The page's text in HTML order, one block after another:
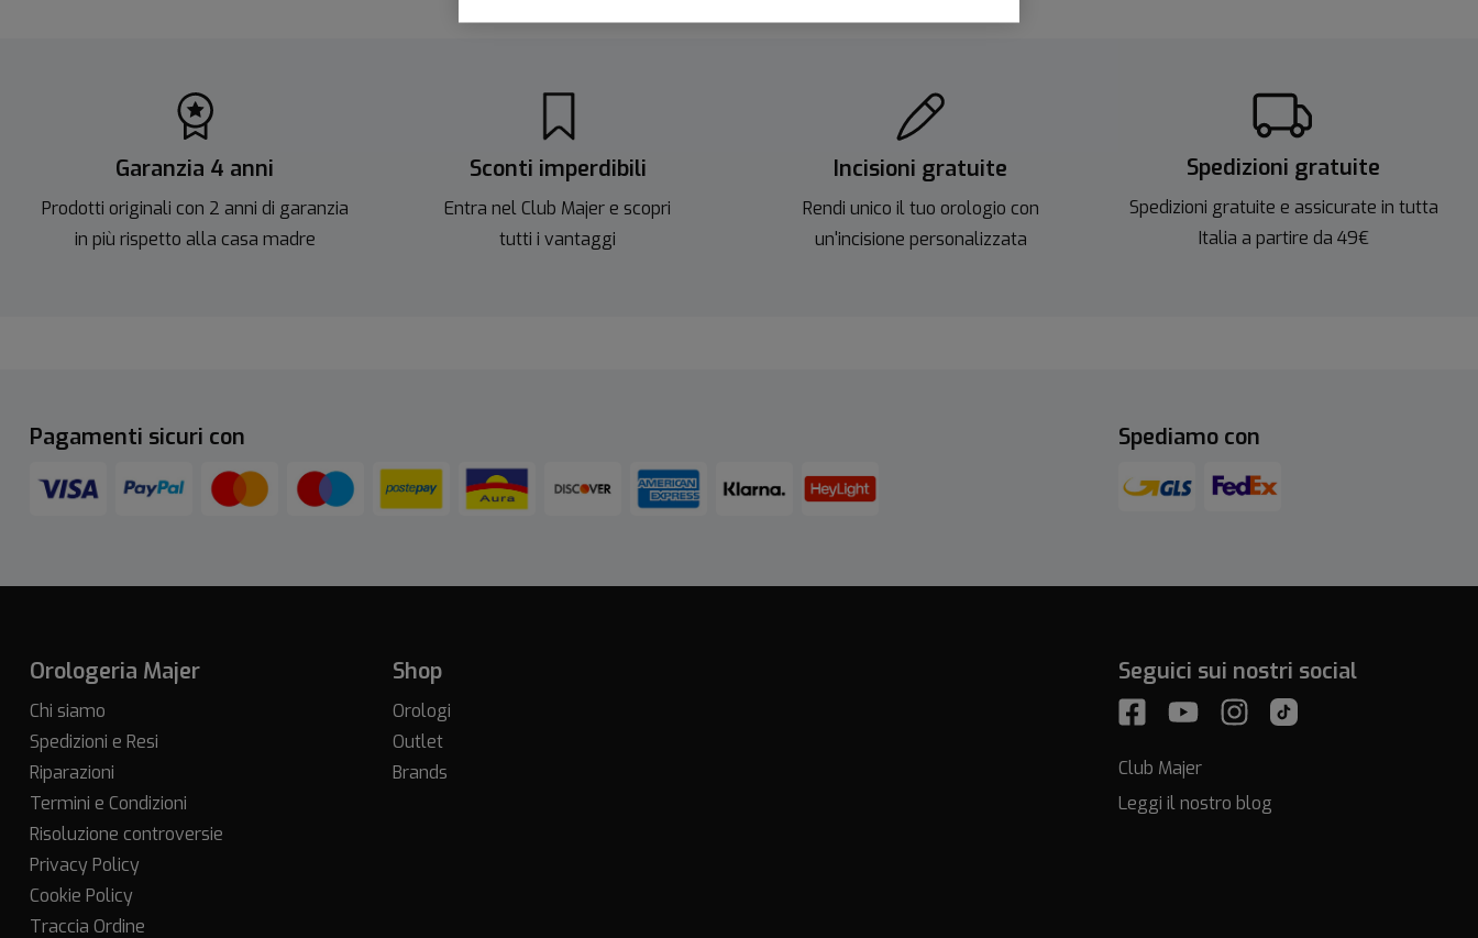
Garanzia 4 anni
Prodotti originali con 2 anni di garanzia
in più rispetto alla casa madre
Sconti imperdibili
Entra nel Club Majer e scopri
tutti i vantaggi
Incisioni gratuite
Rendi unico il tuo orologio con
un'incisione personalizzata
Spedizioni gratuite
Spedizioni gratuite e assicurate in tutta
Italia a partire da 49€
Pagamenti sicuri con Spediamo con
Orologeria Majer
Chi siamo
Spedizioni e Resi
Riparazioni
Termini e Condizioni
Risoluzione controversie
Privacy Policy
Cookie Policy
Traccia Ordine
Shop
Orologi
Outlet
Brands
Seguici sui nostri social
Club Majer
Leggi il nostro blog